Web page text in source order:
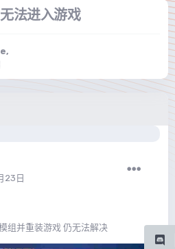
法进入游戏
,
23日
组并重装游戏 仍无法解决